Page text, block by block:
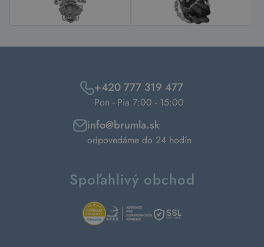
+420 777 319 477
Pon - Pia 7:00 - 15:00
info@brumla.sk
odpovedáme do 24 hodín
Spoľahlivý obchod